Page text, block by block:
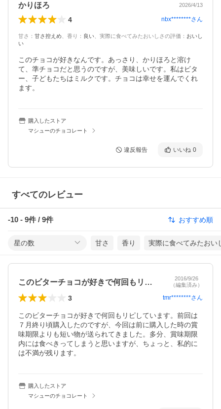
かりほろ 2026/4/13
4 nbx********さん
甘さ ： 甘さ控えめ 香り ： 良い 実際に食べてみたおいしさの評価 ： おいし
い
このチョコが好きなんです。あっさり、かりほろと溶け
て、準チョコだと思うのですが、美味しいです。私はビタ
ー、子どもたちはミルクです。チョコは幸せを運んでくれ
ます。
購入したストア
マシューのチョコレート
違反報告 いいね 0
すべてのレビュー
-10 - 9件 / 9件 おすすめ順
星の数 甘さ 香り 実際に食べてみたおい
このビターチョコが好きで何回もリピして…
2016/9/26
（編集済み）
3 tmr********さん
このビターチョコが好きで何回もリピしています。前回は
７月終り頃購入したのですが、今回は前に購入した時の賞
味期限よりも短い物が送られてきました。多分、賞味期限
内には食べきってしまうと思いますが、ちょっと、私的に
は不満が残ります。
購入したストア
マシューのチョコレート